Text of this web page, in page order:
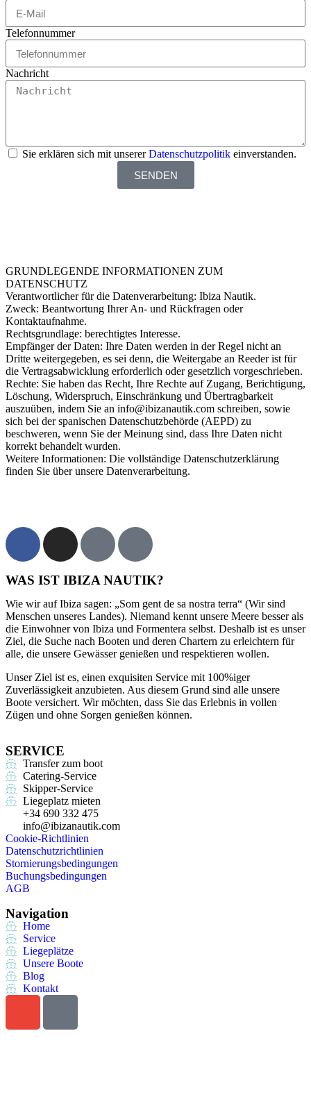
Telefonnummer
Nachricht
Sie erklären sich mit unsererDatenschutzpolitik einverstanden.
SENDEN
GRUNDLEGENDE INFORMATIONEN ZUM
DATENSCHUTZ
Verantwortlicher für die Datenverarbeitung: Ibiza Nautik.
Zweck: Beantwortung Ihrer An- und Rückfragen oder
Kontaktaufnahme.
Rechtsgrundlage: berechtigtes Interesse.
Empfänger der Daten: Ihre Daten werden in der Regel nicht an
Dritte weitergegeben, es sei denn, die Weitergabe an Reeder ist für
die Vertragsabwicklung erforderlich oder gesetzlich vorgeschrieben.
Rechte: Sie haben das Recht, Ihre Rechte auf Zugang, Berichtigung,
Löschung, Widerspruch, Einschränkung und Übertragbarkeit
auszuüben, indem Sie an info@ibizanautik.com schreiben, sowie
sich bei der spanischen Datenschutzbehörde (AEPD) zu
beschweren, wenn Sie der Meinung sind, dass Ihre Daten nicht
korrekt behandelt wurden.
Weitere Informationen: Die vollständige Datenschutzerklärung
finden Sie über unsere Datenverarbeitung.
WAS IST IBIZA NAUTIK?
Wie wir auf Ibiza sagen: „Som gent de sa nostra terra“ (Wir sind
Menschen unseres Landes). Niemand kennt unsere Meere besser als
die Einwohner von Ibiza und Formentera selbst. Deshalb ist es unser
Ziel, die Suche nach Booten und deren Chartern zu erleichtern für
alle, die unsere Gewässer genießen und respektieren wollen.
Unser Ziel ist es, einen exquisiten Service mit 100%iger
Zuverlässigkeit anzubieten. Aus diesem Grund sind alle unsere
Boote versichert. Wir möchten, dass Sie das Erlebnis in vollen
Zügen und ohne Sorgen genießen können.
SERVICE
Transfer zum boot
Catering-Service
Skipper-Service
Liegeplatz mieten
+34 690 332 475
info@ibizanautik.com
Cookie-Richtlinien
Datenschutzrichtlinien
Stornierungsbedingungen
Buchungsbedingungen
AGB
Navigation
Home
Service
Liegeplätze
Unsere Boote
Blog
Kontakt